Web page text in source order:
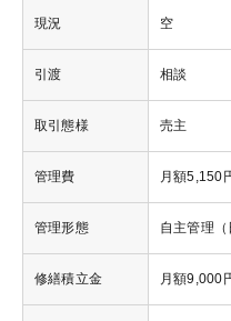
現況 空
引渡 相談
取引態様 売主
管理費 月額5,150
管理形態 自主管理（
修繕積立金 月額9,000